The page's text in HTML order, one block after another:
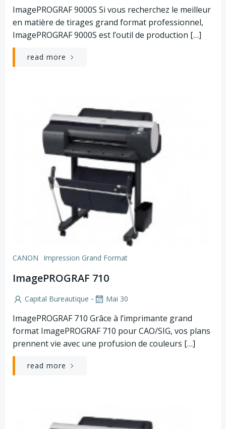
ImagePROGRAF 9000S Si vous recherchez le meilleur
en matière de tirages grand format professionnel,
ImagePROGRAF 9000S est l’outil de production […]
read more
CANON Impression Grand Format
ImagePROGRAF 710
Capital Bureautique - Mai 30
ImagePROGRAF 710 Grâce à l’imprimante grand
format ImagePROGRAF 710 pour CAO/SIG, vos plans
prennent vie avec une profusion de couleurs […]
read more